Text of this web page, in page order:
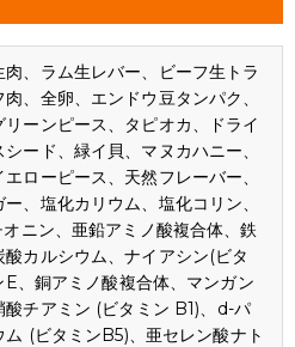
、ラム生レバー、ビーフ生トラ
、全卵、エンドウ豆タンパク、
ーンピース、タピオカ、ドライ
ード、緑イ貝、マヌカハニー、
ローピース、天然フレーバー、
、塩化カリウム、塩化コリン、
ニン、亜鉛アミノ酸複合体、鉄
カルシウム、ナイアシン(ビタ
、銅アミノ酸複合体、マンガン
酸チアミン (ビタミン B1)、d-パ
ム (ビタミンB5)、亜セレン酸ナト